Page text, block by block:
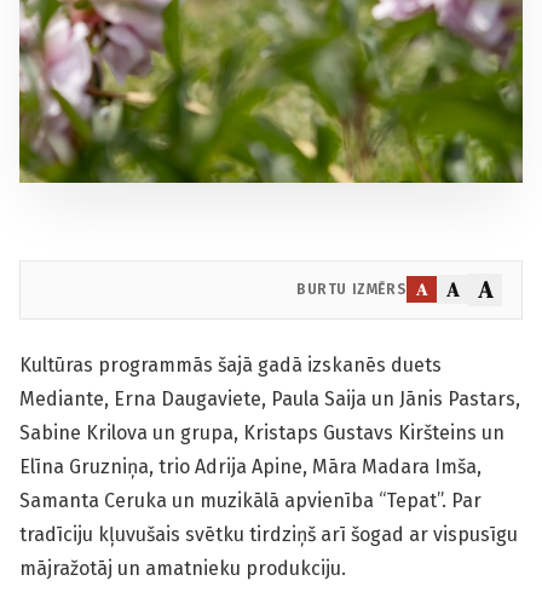
BURTU IZMĒRS A A A
Kultūras programmās šajā gadā izskanēs duets
Mediante, Erna Daugaviete, Paula Saija un Jānis Pastars,
Sabine Krilova un grupa, Kristaps Gustavs Kiršteins un
Elīna Gruzniņa, trio Adrija Apine, Māra Madara Imša,
Samanta Ceruka un muzikālā apvienība “Tepat”. Par
tradīciju kļuvušais svētku tirdziņš arī šogad ar vispusīgu
mājražotāj un amatnieku produkciju.